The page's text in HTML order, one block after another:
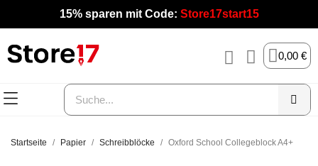
15% sparen mit Code: Store17start15
0,00 €
Startseite Papier Schreibblöcke Oxford School Collegeblock A4+